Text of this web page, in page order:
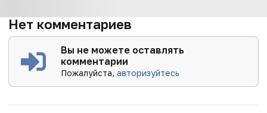
Нет комментариев
Вы не можете оставлять
комментарии
Пожалуйста,авторизуйтесь